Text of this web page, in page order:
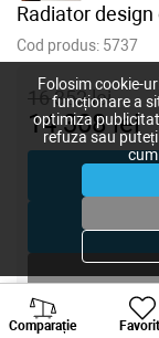
Radiator
Cod produs: 5737
16 352lei
14 308lei
Comparație
Folosim cookie-
funcționare a
optimiza
refuza sau